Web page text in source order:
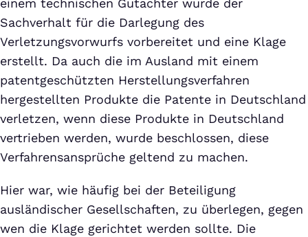
einem technischen Gutachter wurde der
Sachverhalt für die Darlegung des
Verletzungsvorwurfs vorbereitet und eine Klage
erstellt. Da auch die im Ausland mit einem
patentgeschützten Herstellungsverfahren
hergestellten Produkte die Patente in Deutschland
verletzen, wenn diese Produkte in Deutschland
vertrieben werden, wurde beschlossen, diese
Verfahrensansprüche geltend zu machen.
Hier war, wie häufig bei der Beteiligung
ausländischer Gesellschaften, zu überlegen, gegen
wen die Klage gerichtet werden sollte. Die